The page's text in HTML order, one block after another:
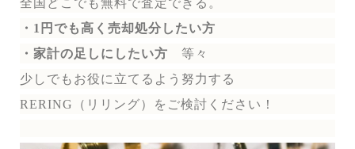
全国どこでも無料で査定できる。
・1円でも高く売却処分したい方
・家計の足しにしたい方 等々
少しでもお役に立てるよう努力する
RERING（リリング）を ご検討ください！